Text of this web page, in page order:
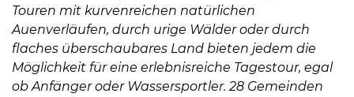
Touren mit kurvenreichen natürlichen
Auenverläufen, durch urige Wälder oder durch
flaches überschaubares Land bieten jedem die
Möglichkeit für eine erlebnisreiche Tagestour, egal
ob Anfänger oder Wassersportler. 28 Gemeinden